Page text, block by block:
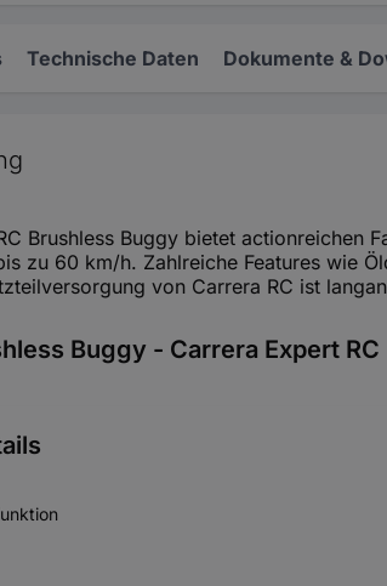
Technische Daten Dokumente &
Brushless Buggy bietet actionreichen
zu 60 km/h. Zahlreiche Features wie
von Carrera RC ist
Buggy - Carrera Expert RC